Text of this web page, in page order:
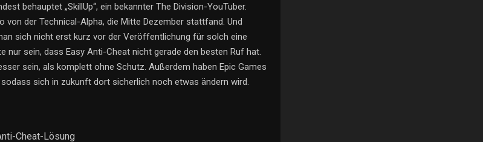
behauptet „SkillUp“, ein bekannter The Division-YouTuber.
von der Technical-Alpha, die Mitte Dezember stattfand. Und
sich nicht erst kurz vor der Veröffentlichung für solch eine
nur sein, dass Easy Anti-Cheat nicht gerade den besten Ruf hat.
sein, als komplett ohne Schutz. Außerdem haben Epic Games
sich in zukunft dort sicherlich noch etwas ändern wird.
Cheat-Lösung